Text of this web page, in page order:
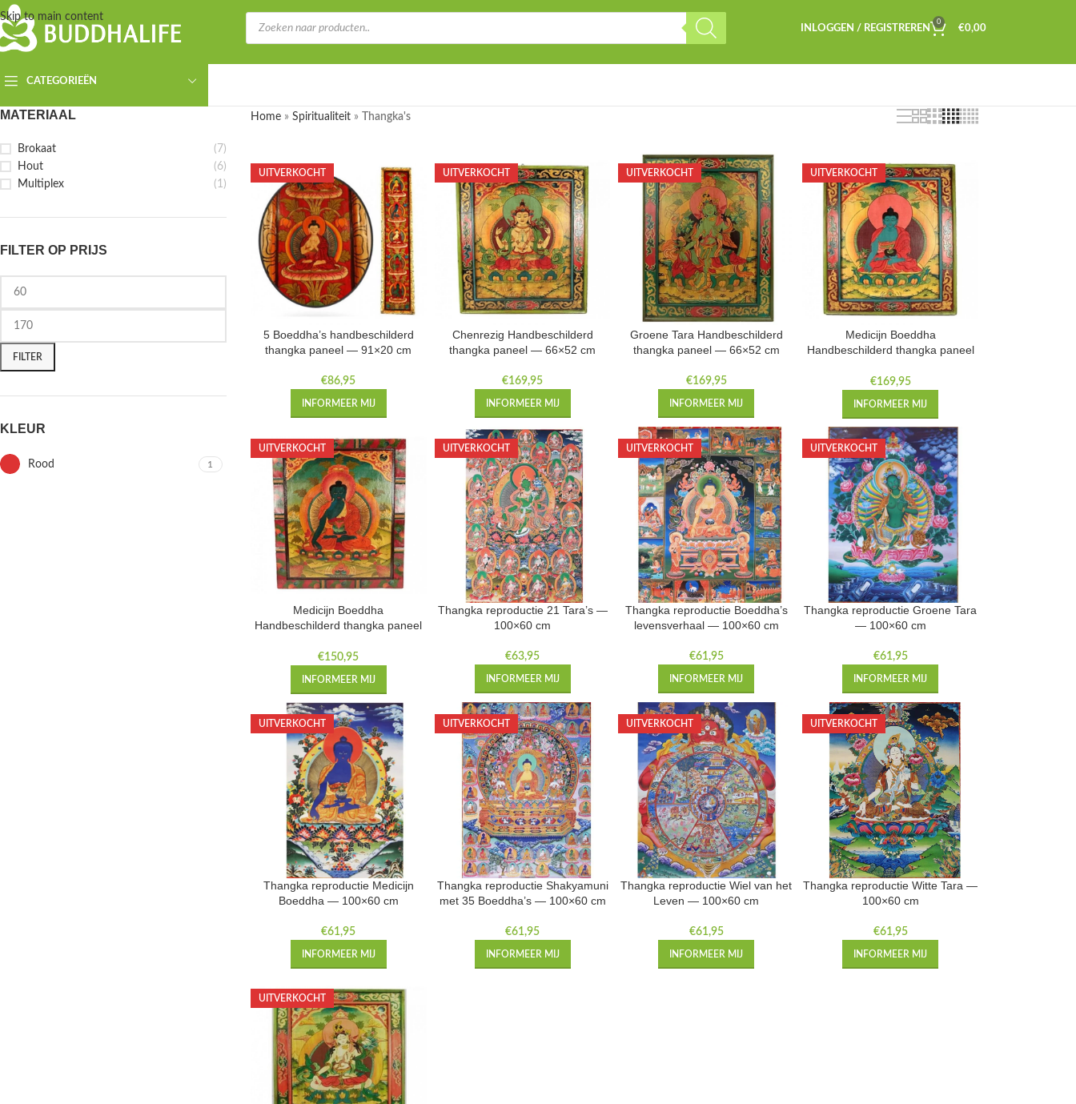
Skip to main content
INLOGGEN / REGISTREREN
0
€0,00
CATEGORIEËN
MATERIAAL
Brokaat
(7)
Hout
(6)
Multiplex
(1)
FILTER OP PRIJS
FILTER
KLEUR
Rood 1
Home» Spiritualiteit» Thangka's
UITVERKOCHT
5 Boeddha’s handbeschilderd
thangka paneel — 91×20 cm
€86,95
INFORMEER MIJ
UITVERKOCHT
Chenrezig Handbeschilderd
thangka paneel — 66×52 cm
€169,95
INFORMEER MIJ
UITVERKOCHT
Groene Tara Handbeschilderd
thangka paneel — 66×52 cm
€169,95
INFORMEER MIJ
UITVERKOCHT
Medicijn Boeddha
Handbeschilderd thangka paneel
€169,95
INFORMEER MIJ
UITVERKOCHT
Medicijn Boeddha
Handbeschilderd thangka paneel
€150,95
INFORMEER MIJ
UITVERKOCHT
Thangka reproductie 21 Tara’s —
100×60 cm
€63,95
INFORMEER MIJ
UITVERKOCHT
Thangka reproductie Boeddha’s
levensverhaal — 100×60 cm
€61,95
INFORMEER MIJ
UITVERKOCHT
Thangka reproductie Groene Tara
— 100×60 cm
€61,95
INFORMEER MIJ
UITVERKOCHT
Thangka reproductie Medicijn
Boeddha — 100×60 cm
€61,95
INFORMEER MIJ
UITVERKOCHT
Thangka reproductie Shakyamuni
met 35 Boeddha’s — 100×60 cm
€61,95
INFORMEER MIJ
UITVERKOCHT
Thangka reproductie Wiel van het
Leven — 100×60 cm
€61,95
INFORMEER MIJ
UITVERKOCHT
Thangka reproductie Witte Tara —
100×60 cm
€61,95
INFORMEER MIJ
UITVERKOCHT